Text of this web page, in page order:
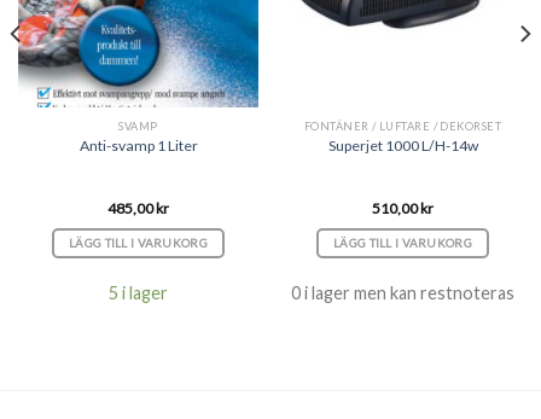
SVAMP
Anti-svamp 1 Liter
485,00kr
LÄGG TILL I VARUKORG
5 i lager
FONTÄNER / LUFTARE / DEKORSET
Superjet 1000 L/H-14w
510,00kr
LÄGG TILL I VARUKORG
0 i lager men kan restnoteras